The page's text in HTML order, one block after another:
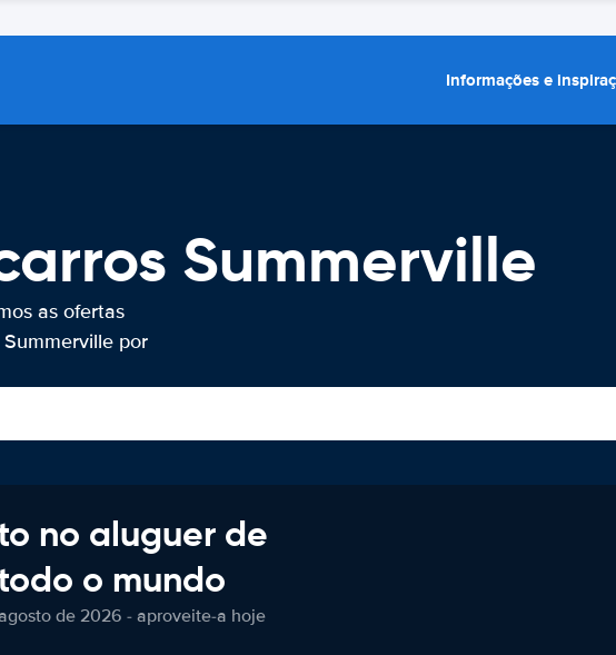
Informações e
Summerville
as ofertas
por
no aluguer de
o mundo
de 2026 - aproveite-a hoje